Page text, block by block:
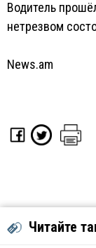
Водитель
нетрезвом
News.am
Читайте